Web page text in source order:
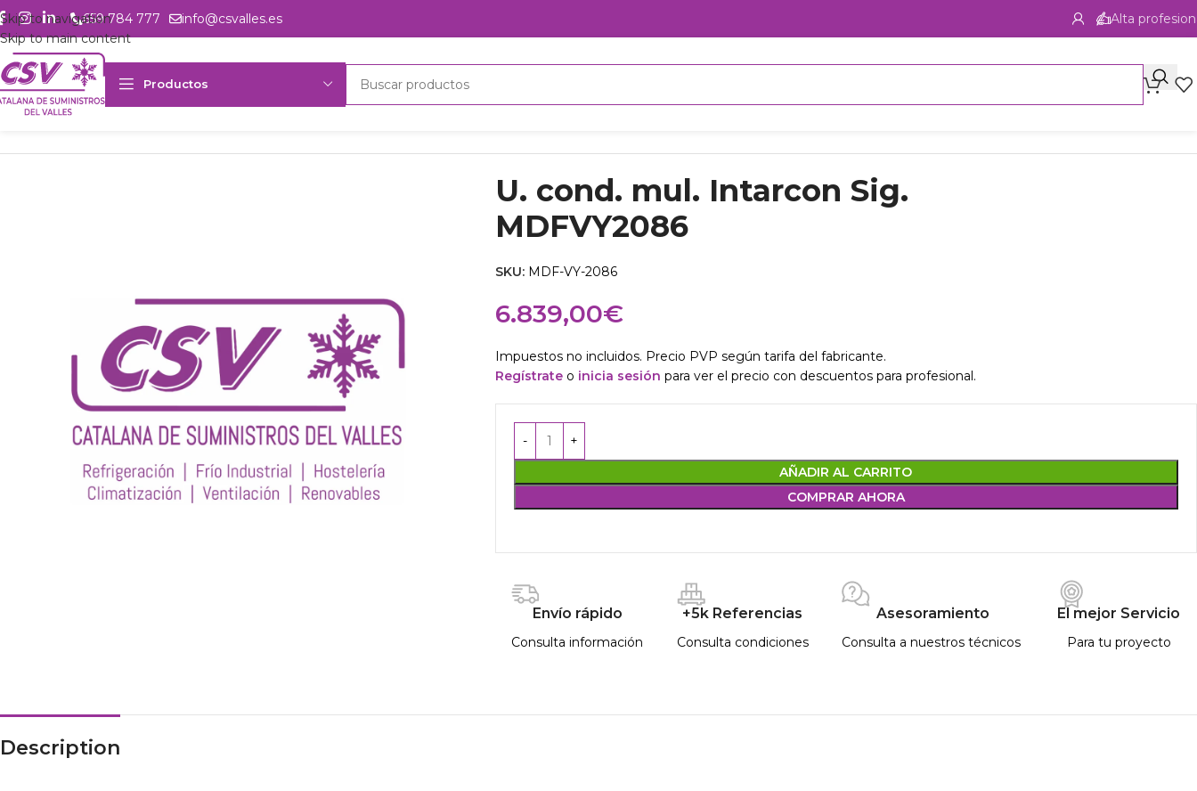
Skip to navigation
Skip to main content
659 784 777 info@csvalles.es Alta
Productos
Inicio Productos
U. cond. mul. Intarcon Sig.
MDFVY2086
SKU: MDF-VY-2086
6.839,00€
Impuestos no incluidos. Precio PVP según tarifa del fabricante.
Regístrateo inicia sesión para ver el precio con descuentos para profesional.
AÑADIR AL CARRITO
COMPRAR AHORA
Envío rápido
Consulta información
+5k Referencias
Consulta condiciones
Asesoramiento
Consulta a nuestros técnicos
El mejor Servicio
Para tu proyecto
Description